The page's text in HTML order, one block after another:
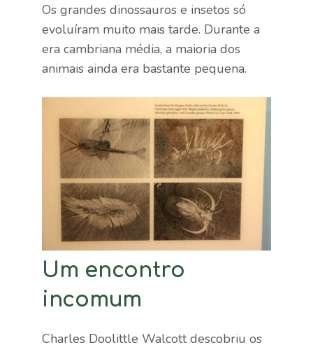
Os grandes dinossauros e insetos só
evoluíram muito mais tarde. Durante a
era cambriana média, a maioria dos
animais ainda era bastante pequena.
Um encontro
incomum
Charles Doolittle Walcott descobriu os